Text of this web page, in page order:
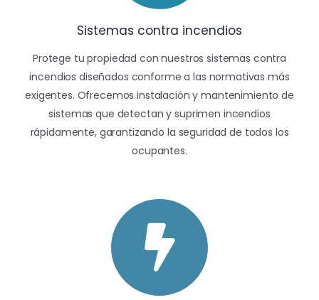
Sistemas contra incendios
Protege tu propiedad con nuestros sistemas contra
incendios diseñados conforme a las normativas más
exigentes. Ofrecemos instalación y mantenimiento de
sistemas que detectan y suprimen incendios
rápidamente, garantizando la seguridad de todos los
ocupantes.